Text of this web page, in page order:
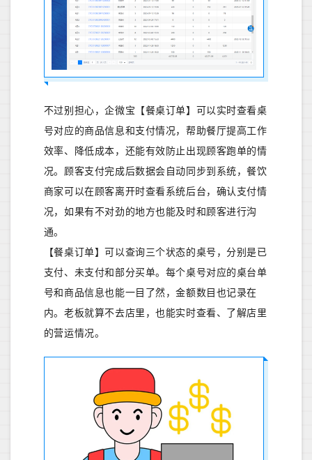
不过别担心，企微宝【餐桌订单】可以实时查看桌
号对应的商品信息和支付情况，帮助餐厅提高工作
效率、降低成本，还能有效防止出现顾客跑单的情
况。顾客支付完成后数据会自动同步到系统，餐饮
商家可以在顾客离开时查看系统后台，确认支付情
况，如果有不对劲的地方也能及时和顾客进行沟
通。
【餐桌订单】可以查询三个状态的桌号，分别是已
支付、未支付和部分买单。每个桌号对应的桌台单
号和商品信息也能一目了然，金额数目也记录在
内。老板就算不去店里，也能实时查看、了解店里
的营运情况。